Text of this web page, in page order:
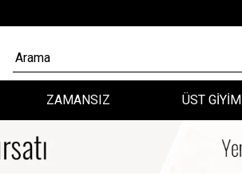
ZAMANSIZ ÜST GİYİM